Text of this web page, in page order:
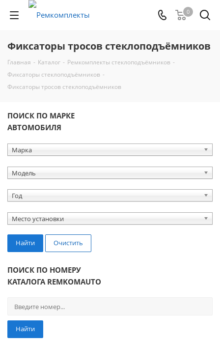
0
Фиксаторы тросов стеклоподъёмников
Главная - Каталог - Ремкомплекты стеклоподъёмников -
Фиксаторы стеклоподъёмников -
Фиксаторы тросов стеклоподъёмников
ПОИСК ПО МАРКЕ
АВТОМОБИЛЯ
Марка
Модель
Год
Место установки
Найти Очистить
ПОИСК ПО НОМЕРУ
КАТАЛОГА REMKOMAUTO
Найти